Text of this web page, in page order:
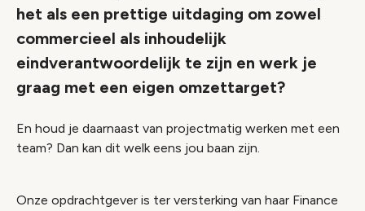
het als een prettige uitdaging om zowel
commercieel als inhoudelijk
eindverantwoordelijk te zijn en werk je
graag met een eigen omzettarget?
En houd je daarnaast van projectmatig werken met een
team? Dan kan dit welk eens jou baan zijn.
Onze opdrachtgever is ter versterking van haar Finance